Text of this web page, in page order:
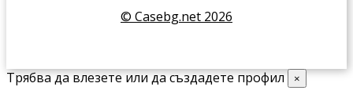
© Casebg.net 2026
Трябва да влезете или да създадете профил ×